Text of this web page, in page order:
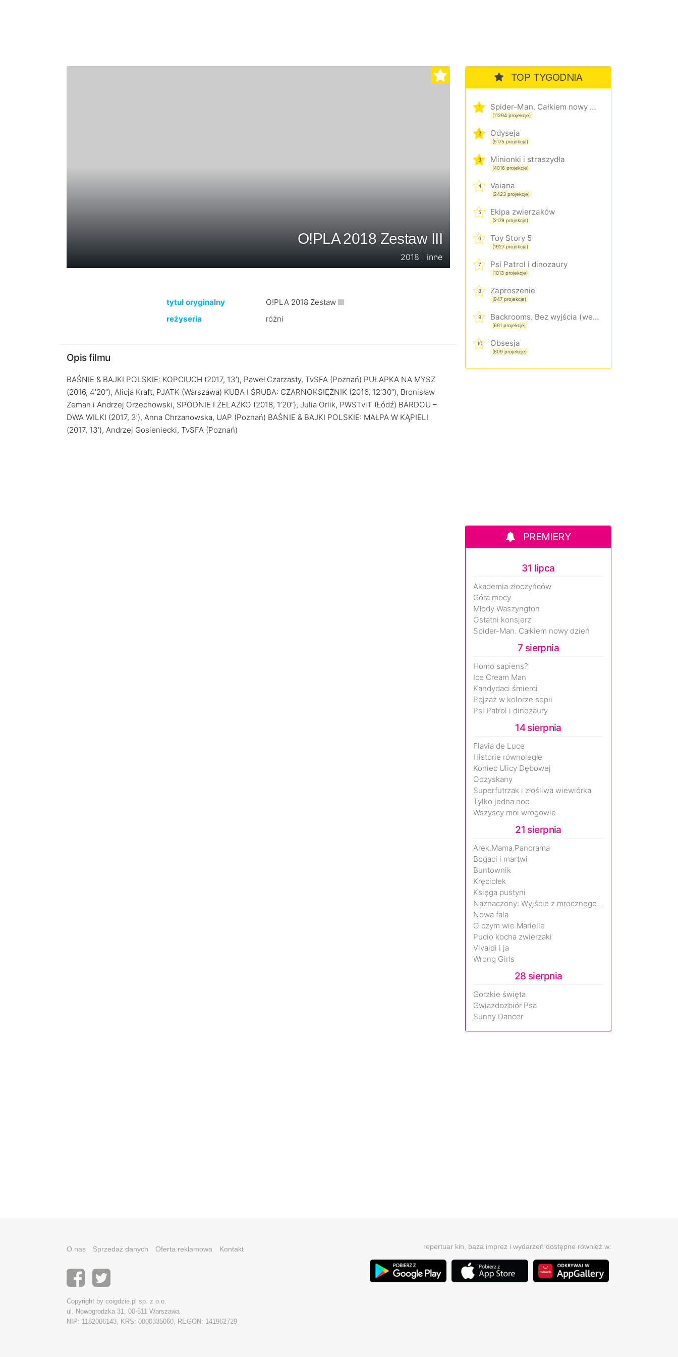
O!PLA 2018 Zestaw III
2018 | inne
tytuł oryginalny
O!PLA 2018 Zestaw III
reżyseria
różni
Opis filmu
BAŚNIE & BAJKI POLSKIE: KOPCIUCH (2017, 13’), Paweł Czarzasty, TvSFA (Poznań) PUŁAPKA NA MYSZ
(2016, 4’20”), Alicja Kraft, PJATK (Warszawa) KUBA I ŚRUBA: CZARNOKSIĘŻNIK (2016, 12’30”), Bronisław
Zeman i Andrzej Orzechowski, SPODNIE I ŻELAZKO (2018, 1’20”), Julia Orlik, PWSTviT (Łódź) BARDOU –
DWA WILKI (2017, 3’), Anna Chrzanowska, UAP (Poznań) BAŚNIE & BAJKI POLSKIE: MAŁPA W KĄPIELI
(2017, 13’), Andrzej Gosieniecki, TvSFA (Poznań)
TOP TYGODNIA
1 Spider-Man. Całkiem nowy dzień
(11294 projekcje)
2 Odyseja
(5175 projekcje)
3 Minionki i straszydła
(4016 projekcje)
4 Vaiana
(2423 projekcje)
5 Ekipa zwierzaków
(2179 projekcje)
6 Toy Story 5
(1927 projekcje)
7 Psi Patrol i dinozaury
(1013 projekcje)
8 Zaproszenie
(947 projekcje)
9 Backrooms. Bez wyjścia (wersja rozszerzona)
(691 projekcje)
10 Obsesja
(609 projekcje)
PREMIERY
31 lipca
Akademia złoczyńców
Góra mocy
Młody Waszyngton
Ostatni konsjerż
Spider-Man. Całkiem nowy dzień
7 sierpnia
Homo sapiens?
Ice Cream Man
Kandydaci śmierci
Pejzaż w kolorze sepii
Psi Patrol i dinozaury
14 sierpnia
Flavia de Luce
Historie równoległe
Koniec Ulicy Dębowej
Odzyskany
Superfutrzak i złośliwa wiewiórka
Tylko jedna noc
Wszyscy moi wrogowie
21 sierpnia
Arek.Mama.Panorama
Bogaci i martwi
Buntownik
Kręciołek
Księga pustyni
Naznaczony: Wyjście z mrocznego wymiaru
Nowa fala
O czym wie Marielle
Pucio kocha zwierzaki
Vivaldi i ja
Wrong Girls
28 sierpnia
Gorzkie święta
Gwiazdozbiór Psa
Sunny Dancer
O nas Sprzedaż danych Oferta reklamowa Kontakt
Copyright by coigdzie.pl sp. z o.o.
ul. Nowogrodzka 31, 00-511 Warszawa
NIP: 1182006143, KRS: 0000335060, REGON: 141962729
repertuar kin, baza imprez i wydarzeń dostępne również w: